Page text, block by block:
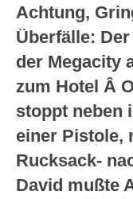
Achtung,
Überfälle:
der Megacity
zum Hotel Â
stoppt neben
einer Pistole,
Rucksack-
David mußte